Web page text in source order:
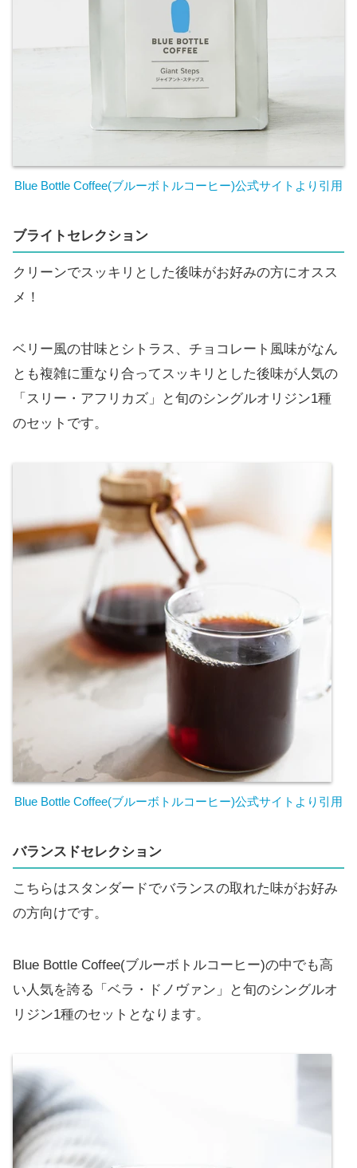
Blue Bottle Coffee(ブルーボトルコーヒー)公式サイトより引 用
ブライトセレクション
クリーンでスッキリとした後味がお好みの方にオスス
メ！
ベリー風の甘味とシトラス、チョコレート風味がなん
とも複雑に重なり合ってスッキリとした後味が人気の
「スリー・アフリカズ」と旬のシングルオリジン1種
のセットです。
Blue Bottle Coffee(ブルーボトルコーヒー)公式サイトより引 用
バランスドセレクション
こちらはスタンダードでバランスの取れた味がお好み
の方向けです。
Blue Bottle Coffee(ブルーボトルコーヒー)の中でも高
い人気を誇る「ベラ・ドノヴァン」と旬のシングルオ
リジン1種のセットとなります。